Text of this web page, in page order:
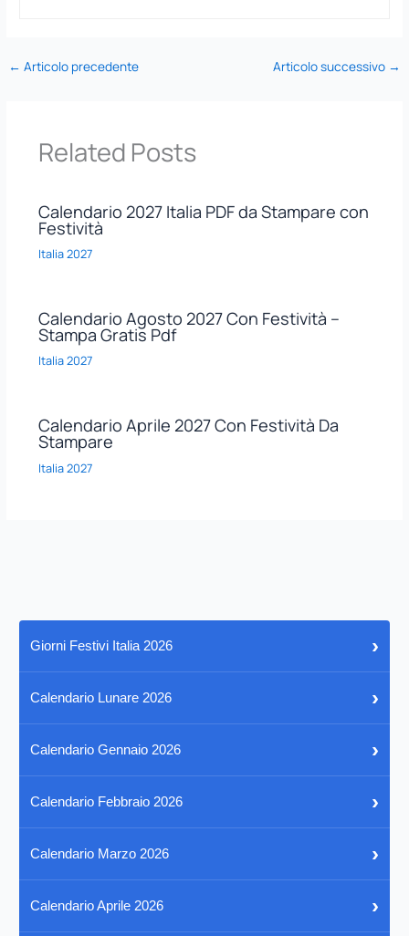
← Articolo precedente Articolo successivo →
Related Posts
Calendario 2027 Italia PDF da Stampare con
Festività
Italia 2027
Calendario Agosto 2027 Con Festività –
Stampa Gratis Pdf
Italia 2027
Calendario Aprile 2027 Con Festività Da
Stampare
Italia 2027
Giorni Festivi Italia 2026 ›
Calendario Lunare 2026 ›
Calendario Gennaio 2026 ›
Calendario Febbraio 2026 ›
Calendario Marzo 2026 ›
Calendario Aprile 2026 ›